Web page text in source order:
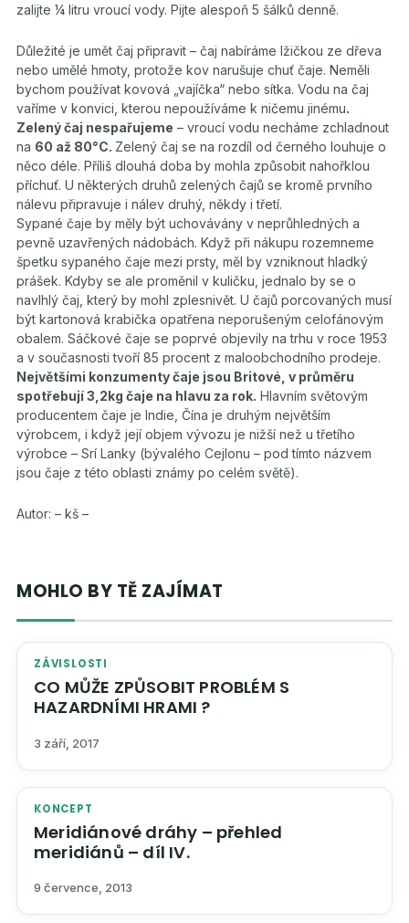
zalijte ¼ litru vroucí vody. Pijte alespoň 5 šálků denně.
Důležité je umět čaj připravit – čaj nabíráme lžičkou ze dřeva
nebo umělé hmoty, protože kov narušuje chuť čaje. Neměli
bychom používat kovová „vajíčka“ nebo sítka. Vodu na čaj
vaříme v konvici, kterou nepoužíváme k ničemu jinému.
Zelený čaj nespařujeme – vroucí vodu necháme zchladnout
na 60 až 80°C. Zelený čaj se na rozdíl od černého louhuje o
něco déle. Příliš dlouhá doba by mohla způsobit nahořklou
příchuť. U některých druhů zelených čajů se kromě prvního
nálevu připravuje i nálev druhý, někdy i třetí.
Sypané čaje by měly být uchovávány v neprůhledných a
pevně uzavřených nádobách. Když při nákupu rozemneme
špetku sypaného čaje mezi prsty, měl by vzniknout hladký
prášek. Kdyby se ale proměnil v kuličku, jednalo by se o
navlhlý čaj, který by mohl zplesnivět. U čajů porcovaných musí
být kartonová krabička opatřena neporušeným celofánovým
obalem. Sáčkové čaje se poprvé objevily na trhu v roce 1953
a v současnosti tvoří 85 procent z maloobchodního prodeje.
Největšími konzumenty čaje jsou Britové, v průměru
spotřebují 3,2kg čaje na hlavu za rok. Hlavním světovým
producentem čaje je Indie, Čína je druhým největším
výrobcem, i když její objem vývozu je nižší než u třetího
výrobce – Srí Lanky (bývalého Cejlonu – pod tímto názvem
jsou čaje z této oblasti známy po celém světě).
Autor: – kš –
MOHLO BY TĚ ZAJÍMAT
ZÁVISLOSTI
CO MŮŽE ZPŮSOBIT PROBLÉM S
HAZARDNÍMI HRAMI ?
3 září, 2017
KONCEPT
Meridiánové dráhy – přehled
meridiánů – díl IV.
9 července, 2013